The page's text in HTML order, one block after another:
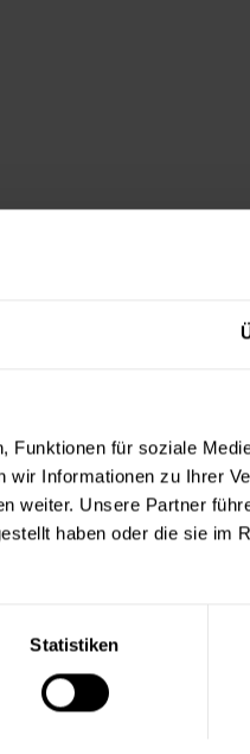
Funktionen für soziale
Informationen zu Ihrer
weiter. Unsere Partner
haben oder die sie im
Statistiken